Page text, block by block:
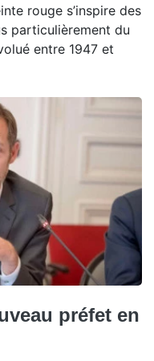
rouge s’inspire des
particulièrement du
entre 1947 et
préfet en